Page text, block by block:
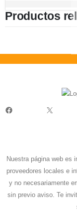
Productos
Facebook X
Nuestra página web es
proveedores locales e
y no necesariamente
sin previo aviso. Te